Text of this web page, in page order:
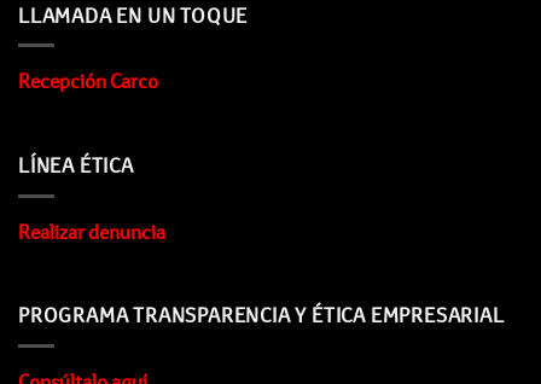
LLAMADA EN UN TOQUE
Recepción Carco
LÍNEA ÉTICA
Realizar denuncia
PROGRAMA TRANSPARENCIA Y ÉTICA EMPRESARIAL